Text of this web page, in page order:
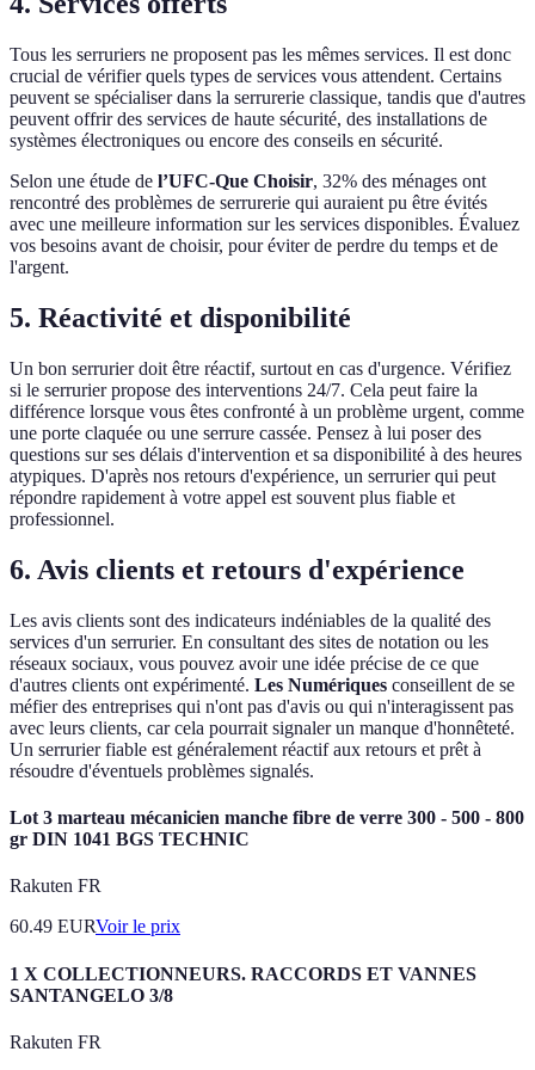
Tous les serruriers ne proposent pas les mêmes services. Il est donc
crucial de vérifier quels types de services vous attendent. Certains
peuvent se spécialiser dans la serrurerie classique, tandis que d'autres
peuvent offrir des services de haute sécurité, des installations de
systèmes électroniques ou encore des conseils en sécurité.
Selon une étude de l’UFC-Que Choisir, 32% des ménages ont
rencontré des problèmes de serrurerie qui auraient pu être évités
avec une meilleure information sur les services disponibles. Évaluez
vos besoins avant de choisir, pour éviter de perdre du temps et de
l'argent.
5. Réactivité et disponibilité
Un bon serrurier doit être réactif, surtout en cas d'urgence. Vérifiez
si le serrurier propose des interventions 24/7. Cela peut faire la
différence lorsque vous êtes confronté à un problème urgent, comme
une porte claquée ou une serrure cassée. Pensez à lui poser des
questions sur ses délais d'intervention et sa disponibilité à des heures
atypiques. D'après nos retours d'expérience, un serrurier qui peut
répondre rapidement à votre appel est souvent plus fiable et
professionnel.
6. Avis clients et retours d'expérience
Les avis clients sont des indicateurs indéniables de la qualité des
services d'un serrurier. En consultant des sites de notation ou les
réseaux sociaux, vous pouvez avoir une idée précise de ce que
d'autres clients ont expérimenté. Les Numériques conseillent de se
méfier des entreprises qui n'ont pas d'avis ou qui n'interagissent pas
avec leurs clients, car cela pourrait signaler un manque d'honnêteté.
Un serrurier fiable est généralement réactif aux retours et prêt à
résoudre d'éventuels problèmes signalés.
Lot 3 marteau mécanicien manche fibre de verre 300 - 500 - 800
gr DIN 1041 BGS TECHNIC
Rakuten FR
60.49 EURVoir le prix
1 X COLLECTIONNEURS. RACCORDS ET VANNES
SANTANGELO 3/8
Rakuten FR